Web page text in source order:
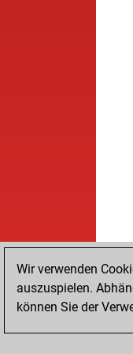
Wir verwenden
auszuspielen.
können Sie der